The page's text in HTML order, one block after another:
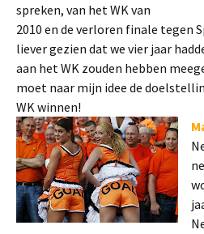
spreken, van het WK van
2010 en de verloren finale tegen
liever gezien dat we vier jaar
aan het WK zouden hebben
moet naar mijn idee de
WK winnen!